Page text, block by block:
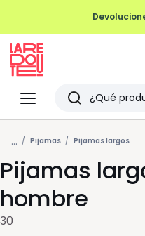
Menu
Redoute
Buscar
Últimos
artículos
vistos
... Pijamas Pijamas largos
Pijamas
hombre
30